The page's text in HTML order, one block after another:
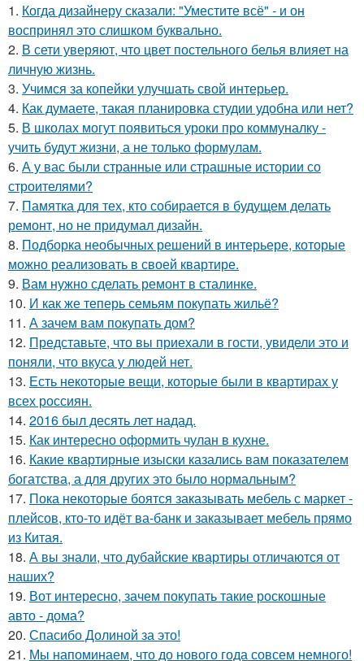
1. Когда дизайнеру сказали: "Уместите всё" - и он
воспринял это слишком буквально.
2. В сети уверяют, что цвет постельного белья влияет на
личную жизнь.
3. Учимся за копейки улучшать свой интерьер.
4. Как думаете, такая планировка студии удобна или нет?
5. В школах могут появиться уроки про коммуналку -
учить будут жизни, а не только формулам.
6. А у вас были странные или страшные истории со
строителями?
7. Памятка для тех, кто собирается в будущем делать
ремонт, но не придумал дизайн.
8. Подборка необычных решений в интерьере, которые
можно реализовать в своей квартире.
9. Вам нужно сделать ремонт в сталинке.
10. И как же теперь семьям покупать жильё?
11. А зачем вам покупать дом?
12. Представьте, что вы приехали в гости, увидели это и
поняли, что вкуса у людей нет.
13. Есть некоторые вещи, которые были в квартирах у
всех россиян.
14. 2016 был десять лет надад.
15. Как интересно оформить чулан в кухне.
16. Какие квартирные изыски казались вам показателем
богатства, а для других это было нормальным?
17. Пока некоторые боятся заказывать мебель с маркет -
плейсов, кто-то идёт ва-банк и заказывает мебель прямо
из Китая.
18. А вы знали, что дубайские квартиры отличаются от
наших?
19. Вот интересно, зачем покупать такие роскошные
авто - дома?
20. Спасибо Долиной за это!
21. Мы напоминаем, что до нового года совсем немного!